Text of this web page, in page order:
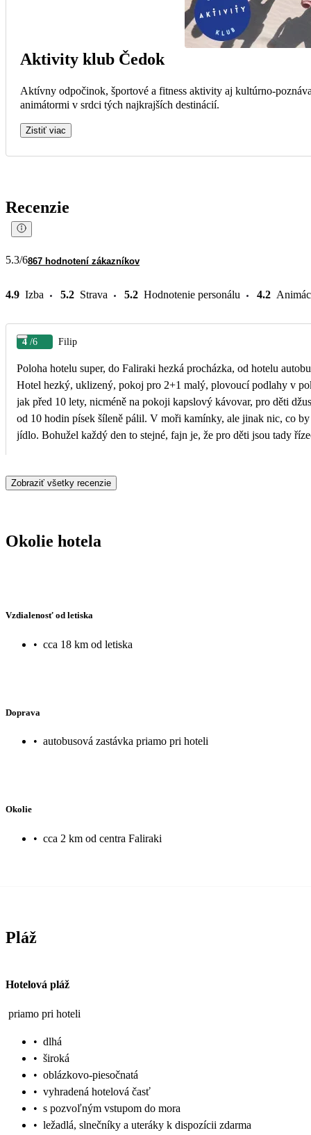
Aktivity klub Čedok
Aktívny odpočinok, športové a fitness aktivity aj kultúrno-
animátormi v srdci tých najkrajších destinácií.
Zistiť viac
Recenzie
5.3/6867 hodnotení zákazníkov
4.9 Izba 5.2 Strava 5.2 Hodnotenie personálu 4.2
4 /6 Filip
Poloha hotelu super, do Faliraki hezká procházka, od hotelu
Hotel hezký, uklizený, pokoj pro 2+1 malý, plovoucí podlahy v
jak před 10 lety, nicméně na pokoji kapslový kávovar, pro děti
od 10 hodin písek šíleně pálil. V moři kamínky, ale jinak nic, co
jídlo. Bohužel každý den to stejné, fajn je, že pro děti jsou tady
palačinky. To je nedomyšlené. U bazénu taky gyros každý den,
Raději bych uvítala snídaňovou tašku. V celku vzato byla
Zobraziť všetky recenzie
Okolie hotela
Vzdialenosť od letiska
• cca 18 km od letiska
Doprava
• autobusová zastávka priamo pri hoteli
Okolie
• cca 2 km od centra Faliraki
Pláž
Hotelová pláž
priamo pri hoteli
• dlhá
• široká
• oblázkovo-piesočnatá
• vyhradená hotelová časť
• s pozvoľným vstupom do mora
• ležadlá, slnečníky a uteráky k dispozícii zdarma